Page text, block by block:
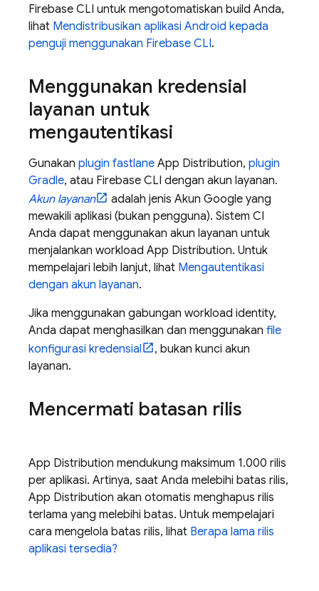
Firebase CLI untuk mengotomatiskan build Anda,
lihat Mendistribusikan aplikasi Android kepada
penguji menggunakan Firebase CLI.
Menggunakan kredensial
layanan untuk
mengautentikasi
Gunakan plugin fastlane App Distribution, plugin
Gradle, atau Firebase CLI dengan akun layanan.
Akun layanan
adalah jenis Akun Google yang
mewakili aplikasi (bukan pengguna). Sistem CI
Anda dapat menggunakan akun layanan untuk
menjalankan workload App Distribution. Untuk
mempelajari lebih lanjut, lihat Mengautentikasi
dengan akun layanan.
Jika menggunakan gabungan workload identity,
Anda dapat menghasilkan dan menggunakan file
konfigurasi kredensial
, bukan kunci akun
layanan.
Mencermati batasan rilis
App Distribution mendukung maksimum 1.000 rilis
per aplikasi. Artinya, saat Anda melebihi batas rilis,
App Distribution akan otomatis menghapus rilis
terlama yang melebihi batas. Untuk mempelajari
cara mengelola batas rilis, lihat Berapa lama rilis
aplikasi tersedia?